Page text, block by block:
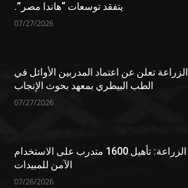
يتفقد توسعات “هاندا مصر”.
07/27/2026
الزراعة تعلن عن اعتماد المدربين الأوائل في
الطب البيطري بمعهد بحوث الإنجاب
07/27/2026
الزراعة: تأهيل 1600 متدرب على الاستخدام
الآمن للمبيدات
07/26/2026